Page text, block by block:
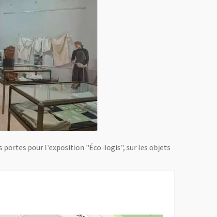
portes pour l'exposition "Éco-logis", sur les objets